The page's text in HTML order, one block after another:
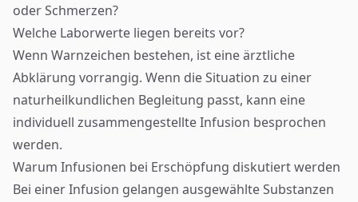
oder Schmerzen?
Welche Laborwerte liegen bereits vor?
Wenn Warnzeichen bestehen, ist eine ärztliche
Abklärung vorrangig. Wenn die Situation zu einer
naturheilkundlichen Begleitung passt, kann eine
individuell zusammengestellte Infusion besprochen
werden.
Warum Infusionen bei Erschöpfung diskutiert werden
Bei einer Infusion gelangen ausgewählte Substanzen